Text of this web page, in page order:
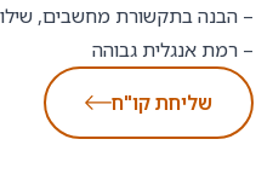
– הבנה בתקשורת מחשבים,
– רמת אנגלית גבוהה
שליחת קו"ח